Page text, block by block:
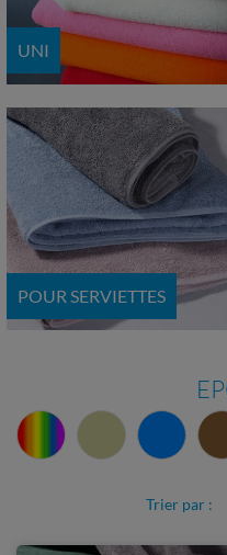
UNI
POUR SERVIETTES
Trier par :